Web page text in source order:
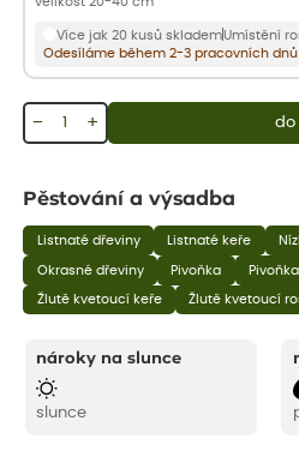
Více jak 20 kusů sklademUmístění
Odesíláme během 2-3 pracovních dnů
+
− do
Pěstování a výsadba
Listnaté dřeviny Listnaté keře
Okrasné dřeviny Pivoňka
Žlutě kvetoucí keře Žlutě kvetoucí
nároky na slunce
slunce